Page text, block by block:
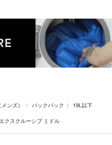
ンズ） バックパック
19L以下
クスクルーシブ ミドル